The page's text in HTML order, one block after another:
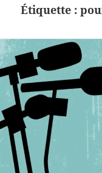
Étiquette :